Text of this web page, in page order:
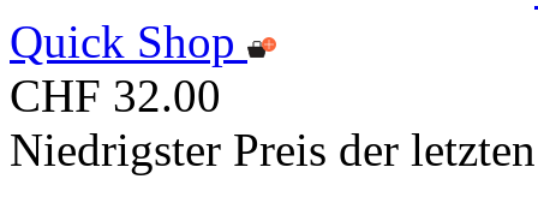
Quick Shop
CHF 32.00
Niedrigster Preis der